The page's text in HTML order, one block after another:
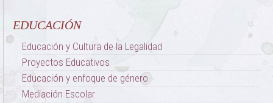
EDUCACIÓN
Educación y Cultura de la Legalidad
Proyectos Educativos
Educación y enfoque de género
Mediación Escolar